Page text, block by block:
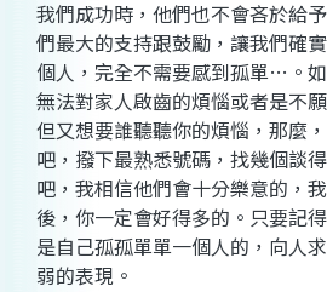
我們成功時，他們也不會吝於給
們最大的支持跟鼓勵，讓我們確
個人，完全不需要感到孤單… 。
無法對家人啟齒的煩惱或者是不
但又想要誰聽聽你的煩惱，那麼
吧，撥下最熟悉號碼，找幾個談
吧，我相信他們會十分樂意的，
後，你一定會好得多的。只要記
是自己孤孤單單一個人的，向人
弱的表現。